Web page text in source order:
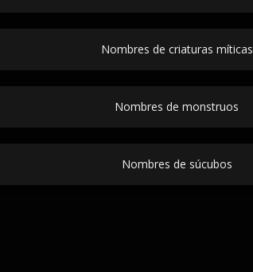
Nombres de criaturas míticas
Nombres de monstruos
Nombres de súcubos